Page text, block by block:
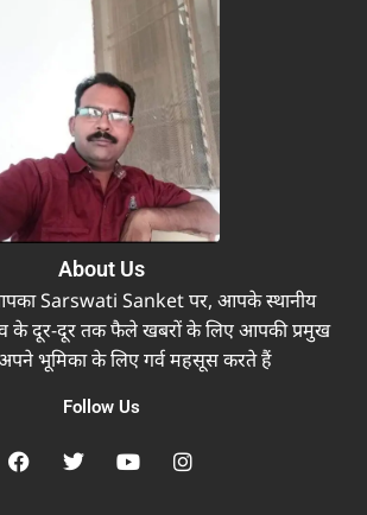
About Us
Sarswati Sanket पर, आपके स्थानीय
के दूर-दूर तक फैले खबरों के लिए आपकी प्रमुख
अपने भूमिका के लिए गर्व महसूस करते हैं
Follow Us